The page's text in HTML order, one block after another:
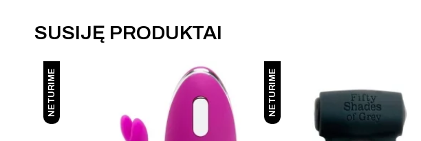
SUSIJĘ PRODUKTAI
NETURIME NETURIME